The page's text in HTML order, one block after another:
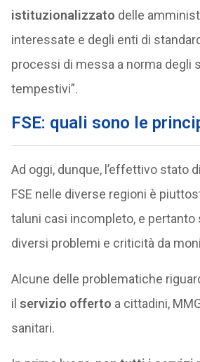
istituzionalizzato delle
interessate e degli enti di
processi di messa a norma degli
tempestivi”.
FSE: quali sono le
Ad oggi, dunque, l’effettivo stato
FSE nelle diverse regioni è
taluni casi incompleto, e pertanto
diversi problemi e criticità da
Alcune delle problematiche
il servizio offerto a cittadini,
sanitari.